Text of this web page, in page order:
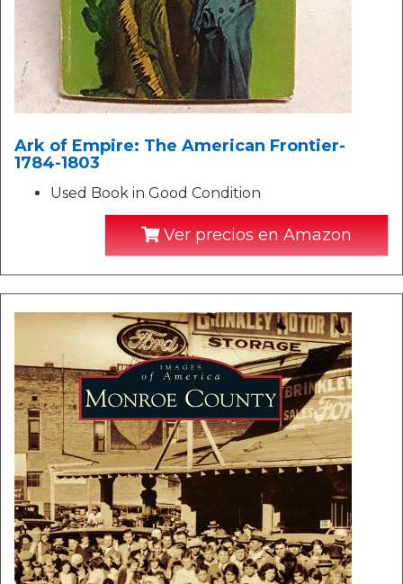
Ark of Empire: The American Frontier-
1784-1803
Used Book in Good Condition
Ver precios en Amazon